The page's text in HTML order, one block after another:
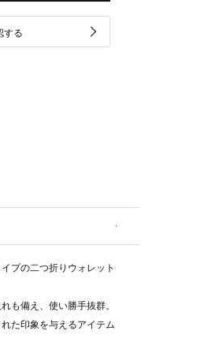
する
プの二つ折りウォレット
も備え、使い勝手抜群。
た印象を与えるアイテム